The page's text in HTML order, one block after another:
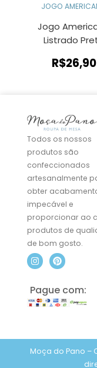
JOGO
Jogo
Listrado
R$26,90
Todos os nossos
produtos são
confeccionados
artesanalmente
obter
impecável e
proporcionar ao
produtos de
de bom gosto.
I
n
a
g
r
P
i
e
r
e
Pague com:
Moça do Pano –